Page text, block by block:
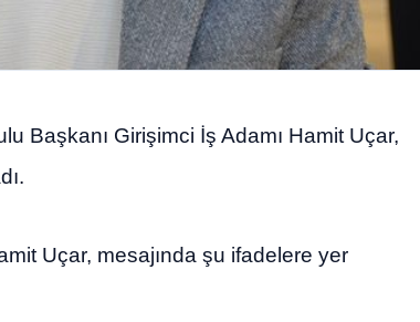
Başkanı Girişimci İş Adamı Hamit Uçar,
Uçar, mesajında şu ifadelere yer